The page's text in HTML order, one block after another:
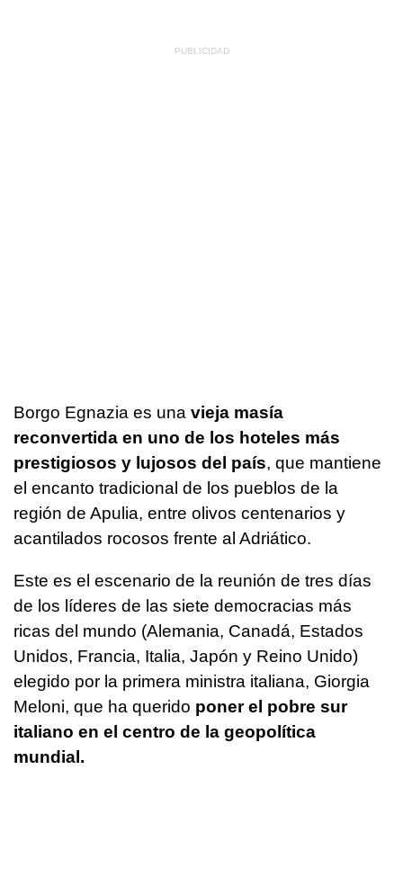
Borgo Egnazia es una vieja masía
reconvertida en uno de los hoteles más
prestigiosos y lujosos del país, que mantiene
el encanto tradicional de los pueblos de la
región de Apulia, entre olivos centenarios y
acantilados rocosos frente al Adriático.
Este es el escenario de la reunión de tres días
de los líderes de las siete democracias más
ricas del mundo (Alemania, Canadá, Estados
Unidos, Francia, Italia, Japón y Reino Unido)
elegido por la primera ministra italiana, Giorgia
Meloni, que ha querido poner el pobre sur
italiano en el centro de la geopolítica
mundial.